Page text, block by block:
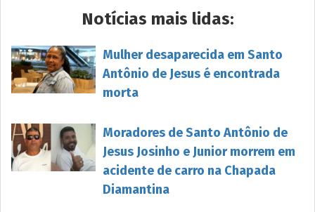
Notícias mais lidas:
Mulher desaparecida em Santo
Antônio de Jesus é encontrada
morta
Moradores de Santo Antônio de
Jesus Josinho e Junior morrem em
acidente de carro na Chapada
Diamantina